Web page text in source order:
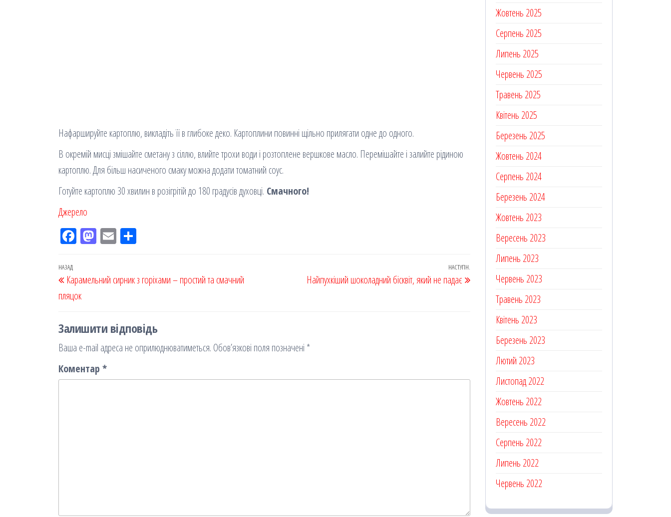
Нафаршируйте картоплю, викладіть її в глибоке деко. Картоплини повинні щільно прилягати одне до одного.
В окремій мисці змішайте сметану з сіллю, влийте трохи води і розтоплене вершкове масло. Перемішайте і залийте рідиною
картоплю. Для більш насиченого смаку можна додати томатний соус.
Готуйте картоплю 30 хвилин в розігрітій до 180 градусів духовці. Смачного!
Джерело
Fac
k
M
on
Em
ис
Навігація
записів
Попередній
запис
НАЗАД
Карамельний сирник з горіхами – простий та смачний
пляцок
запис
НАСТУПН.
Найпухкіший шоколадний бісквіт, який не падає
Залишити відповідь
Ваша e-mail адреса не оприлюднюватиметься. Обов’язкові поля позначені *
Коментар *
Жовтень 2025
Серпень 2025
Липень 2025
Червень 2025
Травень 2025
Квітень 2025
Березень 2025
Жовтень 2024
Серпень 2024
Березень 2024
Жовтень 2023
Вересень 2023
Липень 2023
Червень 2023
Травень 2023
Квітень 2023
Березень 2023
Лютий 2023
Листопад 2022
Жовтень 2022
Вересень 2022
Серпень 2022
Липень 2022
Червень 2022